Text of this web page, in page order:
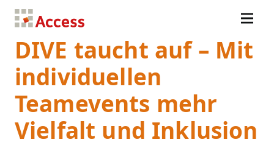
DIVE taucht auf – Mit
individuellen
Teamevents mehr
Vielfalt und Inklusion